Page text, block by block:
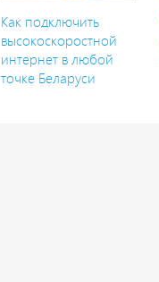
Как подключить
высокоскоростной
интернет в любой
точке Беларуси